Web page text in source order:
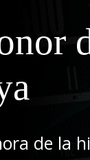
de la